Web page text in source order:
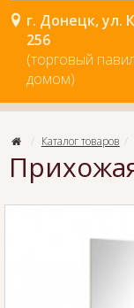
г. Донецк, ул.
256
(торговый
домом)
Каталог товаров